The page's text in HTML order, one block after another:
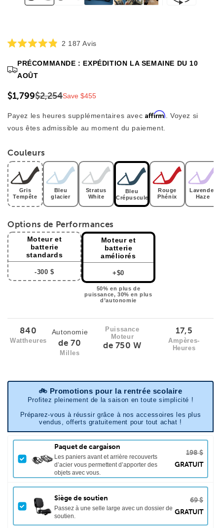
sur
5
étoiles
2 187 AvisCliquez
faire
avis
PRÉCOMMANDE : EXPÉDITION LA SEMAINE DU 10
AOÛT
$1,799$2,254Save $455
Payez les heures supplémentaires avec Affirm . Voyez si
vous êtes admissible au moment du paiement.
Couleurs
Gris
Tempête
Bleu
glacier
Stratus
White
Bleu
Crépuscule
Rouge
Phénix
Lavender
Haze
Options de Performances
Moteur et
batterie
standards
-300 $
Moteur et
batterie
améliorés
+$0
50% en plus de
puissance, 30% en plus
d’autonomie
840
Wattheures
Autonomie
de 70
Milles
Puissance
Moteur
de 750 W
17,5
Ampères-
Heures
🚲 Promotions pour la rentrée scolaire
Profitez pleinement de la saison en toute simplicité !
Préparez-vous à réussir grâce à nos accessoires les plus
vendus, offerts gratuitement pour tout achat !
Paquet de cargaison
Les paniers avant et arrière recouverts
d’acier vous permettent d’apporter des
objets avec vous.
198 $
GRATUIT
Siège de soutien
Passez à une selle large avec un dossier de
soutien.
69 $
GRATUIT